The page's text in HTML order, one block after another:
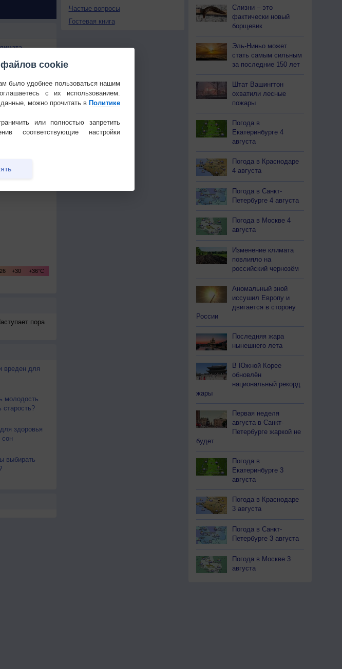
Осадки
пора
вреден для
молодость
старость?
здоровья
сон
выбирать
Частые вопросы
Гостевая книга
Слизни – это
фактически новый
борщевик
Эль-Ниньо может
стать самым сильным
за последние 150 лет
Штат Вашингтон
охватили лесные
пожары
Погода в
Екатеринбурге 4
августа
Погода в Краснодаре
4 августа
Погода в Санкт-
Петербурге 4 августа
Погода в Москве 4
августа
Изменение климата
повлияло на
российский чернозём
Аномальный зной
иссушил Европу и
двигается в сторону
России
Последняя жара
нынешнего лета
В Южной Корее
обновлён
национальный рекорд
жары
Первая неделя
августа в Санкт-
Петербурге жаркой не
будет
Погода в
Екатеринбурге 3
августа
Погода в Краснодаре
3 августа
Погода в Санкт-
Петербурге 3 августа
Погода в Москве 3
августа
cookie
было удобнее пользоваться нашим
с их использованием.
можно прочитать в Политике
или полностью запретить
соответствующие настройки